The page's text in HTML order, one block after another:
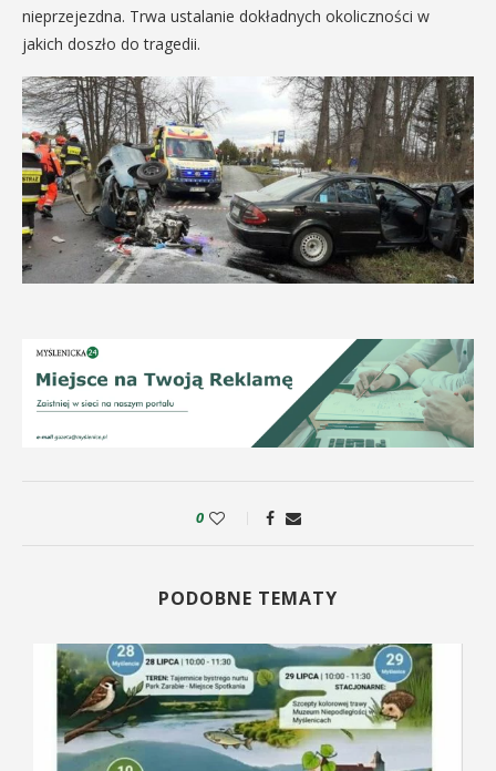
nieprzejezdna. Trwa ustalanie dokładnych okoliczności w
jakich doszło do tragedii.
0
PODOBNE TEMATY